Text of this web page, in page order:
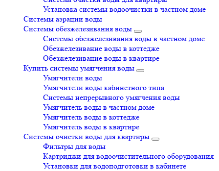
Установка системы водоочистки в частном доме
Системы аэрации воды
Системы обезжелезивания воды
Системы обезжелезивания воды в частном доме
Обезжелезивание воды в коттедже
Обезжелезивание воды в квартире
Купить системы умягчения воды
Умягчители воды
Умягчители воды кабинетного типа
Системы непрерывного умягчения воды
Умягчитель воды в частном доме
Умягчитель воды в коттедже
Умягчитель воды в квартире
Системы очистки воды для квартиры
Фильтры для воды
Картриджи для водоочистительного оборудования
Установки для водоподготовки в кабинете